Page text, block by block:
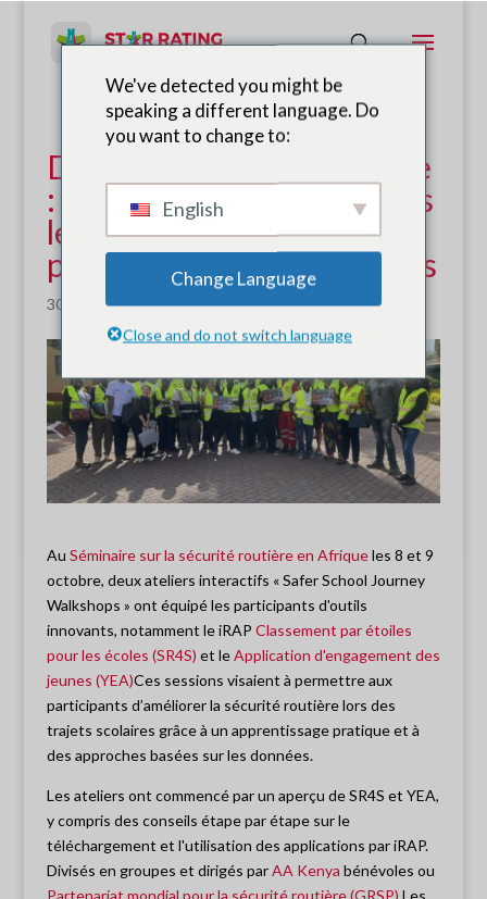
De la salle de classe à la rue
: donner aux communautés
les moyens de créer des
parcours scolaires plus sûrs
30 octobre 2024|Nouvelles
Au Séminaire sur la sécurité routière en Afriqueles 8 et 9
octobre, deux ateliers interactifs « Safer School Journey
Walkshops » ont équipé les participants d'outils
innovants, notamment le iRAP Classement par étoiles
pour les écoles (SR4S) et leApplication d'engagement des
jeunes (YEA)Ces sessions visaient à permettre aux
participants d’améliorer la sécurité routière lors des
trajets scolaires grâce à un apprentissage pratique et à
des approches basées sur les données.
Les ateliers ont commencé par un aperçu de SR4S et YEA,
y compris des conseils étape par étape sur le
téléchargement et l'utilisation des applications par iRAP.
Divisés en groupes et dirigés parAA Kenya bénévoles ou
We've detected you might be
speaking a different language. Do
you want to change to:
English
Change Language
Close and do not switch language